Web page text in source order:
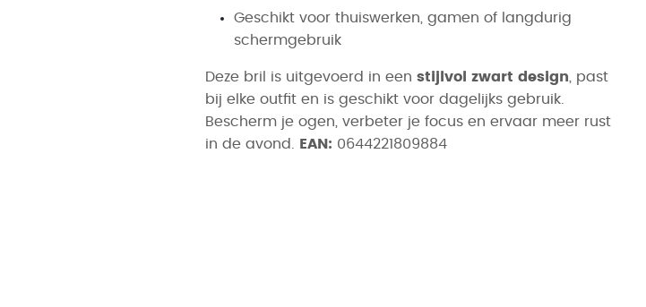
Geschikt voor thuiswerken, gamen of langdurig
schermgebruik
Deze bril is uitgevoerd in een stijlvol zwart design, past
bij elke outfit en is geschikt voor dagelijks gebruik.
Bescherm je ogen, verbeter je focus en ervaar meer rust
in de avond.
EAN: 0644221809884